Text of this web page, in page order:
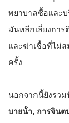
พยาบาลซื้อและ
มันหลีกเลี่ยงกา
และฆ่าเชื้อที่ไม่
ครั้ง
นอกจากนี้ยังรว
บายน้ํา, การจิน